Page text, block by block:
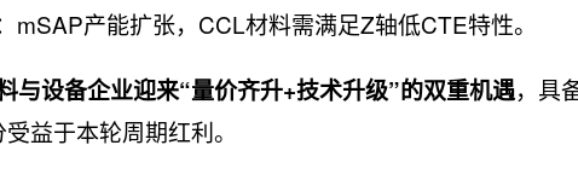
mSAP产能扩张，CCL材料需满足Z轴低CTE特性。
与设备企业迎来“量价齐升+技术升级”的双重机遇，具
益于本轮周期红利。